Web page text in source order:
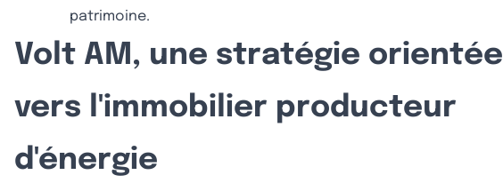
patrimoine.
Volt AM, une stratégie orientée
vers l'immobilier producteur
d'énergie